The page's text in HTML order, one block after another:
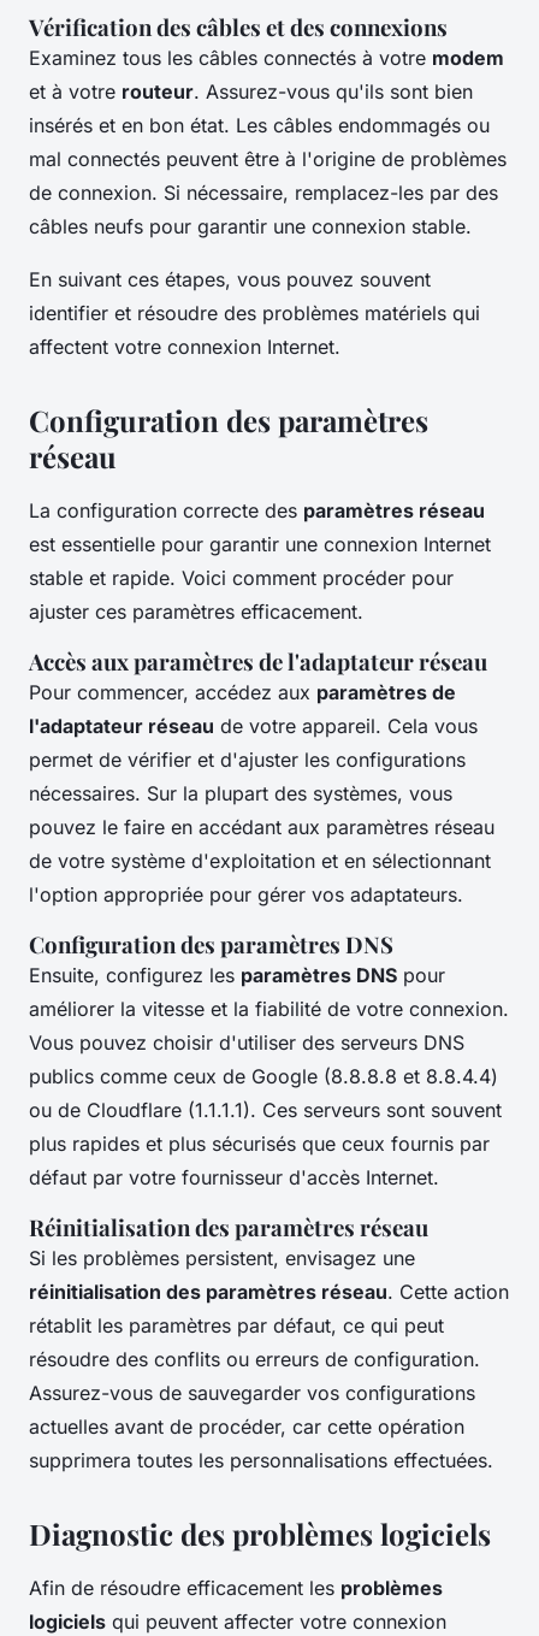
Vérification des câbles et des connexions
Examinez tous les câbles connectés à votre modem
et à votre routeur. Assurez-vous qu'ils sont bien
insérés et en bon état. Les câbles endommagés ou
mal connectés peuvent être à l'origine de problèmes
de connexion. Si nécessaire, remplacez-les par des
câbles neufs pour garantir une connexion stable.
En suivant ces étapes, vous pouvez souvent
identifier et résoudre des problèmes matériels qui
affectent votre connexion Internet.
Configuration des paramètres
réseau
La configuration correcte des paramètres réseau
est essentielle pour garantir une connexion Internet
stable et rapide. Voici comment procéder pour
ajuster ces paramètres efficacement.
Accès aux paramètres de l'adaptateur réseau
Pour commencer, accédez aux paramètres de
l'adaptateur réseau de votre appareil. Cela vous
permet de vérifier et d'ajuster les configurations
nécessaires. Sur la plupart des systèmes, vous
pouvez le faire en accédant aux paramètres réseau
de votre système d'exploitation et en sélectionnant
l'option appropriée pour gérer vos adaptateurs.
Configuration des paramètres DNS
Ensuite, configurez les paramètres DNS pour
améliorer la vitesse et la fiabilité de votre connexion.
Vous pouvez choisir d'utiliser des serveurs DNS
publics comme ceux de Google (8.8.8.8 et 8.8.4.4)
ou de Cloudflare (1.1.1.1). Ces serveurs sont souvent
plus rapides et plus sécurisés que ceux fournis par
défaut par votre fournisseur d'accès Internet.
Réinitialisation des paramètres réseau
Si les problèmes persistent, envisagez une
réinitialisation des paramètres réseau. Cette action
rétablit les paramètres par défaut, ce qui peut
résoudre des conflits ou erreurs de configuration.
Assurez-vous de sauvegarder vos configurations
actuelles avant de procéder, car cette opération
supprimera toutes les personnalisations effectuées.
Diagnostic des problèmes logiciels
Afin de résoudre efficacement les problèmes
logiciels qui peuvent affecter votre connexion